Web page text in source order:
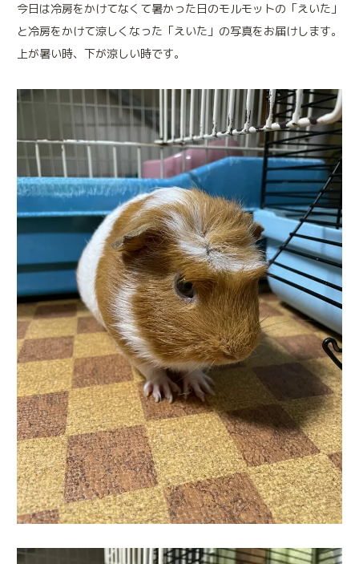
アニマルドック
ペットの健康維持も人と同じです
免疫本来の力を高める治療法です
鎮痛療法
痛みと不安を緩和する治療法です
今日は冷房をかけてなくて暑かった日のモルモットの「えいた」
と冷房をかけて涼しくなった「えいた」の写真をお届けします。
上が暑い時、下が涼しい時です。